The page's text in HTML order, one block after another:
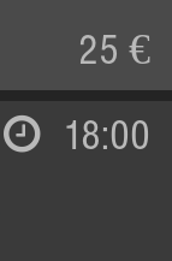
25 €
18:00